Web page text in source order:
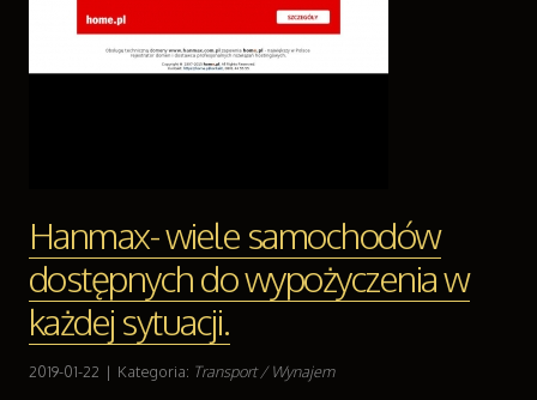
Art. Spożywcze
Materiały Eksploatacyjne
Inne Sklepy
Transport
Transport
Części Samochodowe
Salony, Komisy
Hanmax- wiele samochodów
dostępnych do wypożyczenia w
każdej sytuacji.
2019-01-22 | Kategoria: Transport / Wynajem